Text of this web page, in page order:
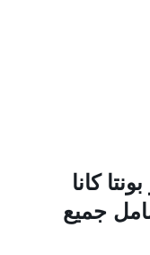
كانا
جميع